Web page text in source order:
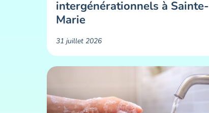
intergénérationnels à Sainte-
Marie
31 juillet 2026